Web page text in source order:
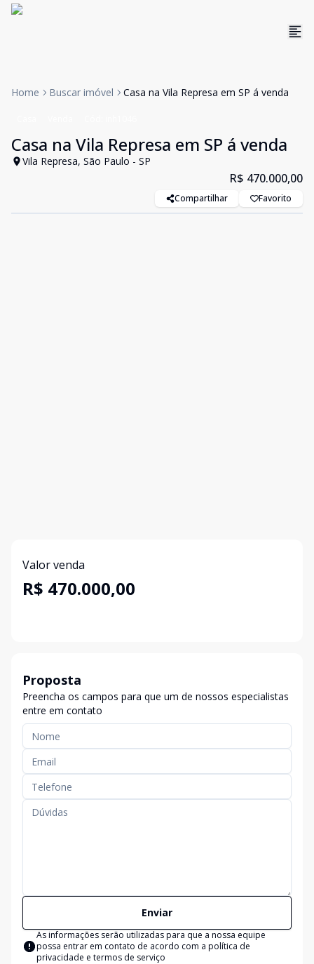
Home Buscar imóvel Casa na Vila Represa em SP á venda
Casa na Vila Represa em SP á venda
Vila Represa, São Paulo - SP
R$ 470.000,00
Compartilhar Favorito
Valor venda
R$ 470.000,00
Proposta
Preencha os campos para que um de nossos especialistas
entre em contato
Enviar
As informações serão utilizadas para que a nossa equipe
possa entrar em contato de acordo com a política de
privacidade e termos de serviço